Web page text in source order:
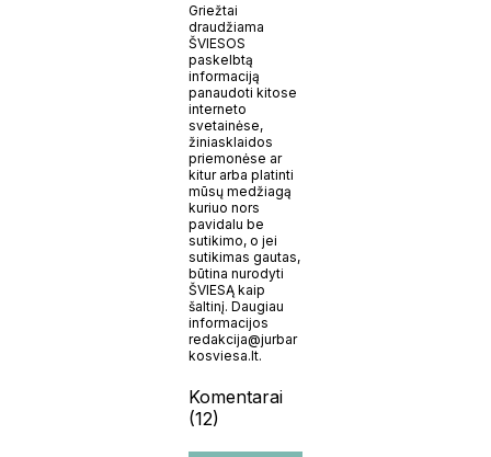
Griežtai
draudžiama
ŠVIESOS
paskelbtą
informaciją
panaudoti kitose
interneto
svetainėse,
žiniasklaidos
priemonėse ar
kitur arba platinti
mūsų medžiagą
kuriuo nors
pavidalu be
sutikimo, o jei
sutikimas gautas,
būtina nurodyti
ŠVIESĄ kaip
šaltinį. Daugiau
informacijos
redakcija@jurbar
kosviesa.lt.
Komentarai
(12)